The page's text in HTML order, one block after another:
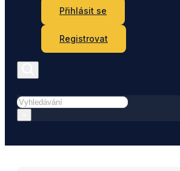
Přihlásit se
Registrovat
Hledat